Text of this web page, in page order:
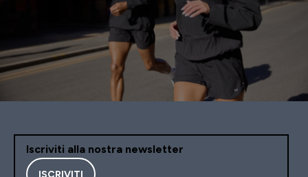
Iscriviti alla nostra newsletter
ISCRIVITI